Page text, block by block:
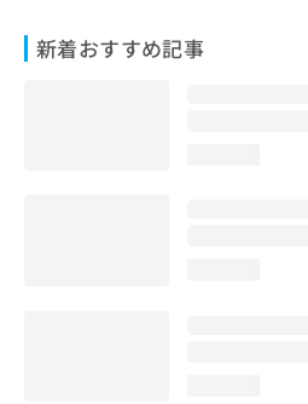
新着おすすめ記事
問
い